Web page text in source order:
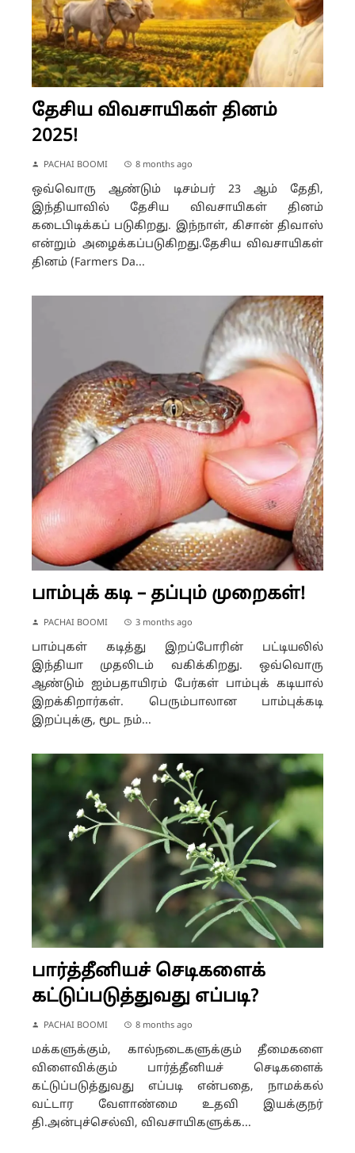
தேசிய விவசாயிகள் தினம்
2025!
PACHAI BOOMI 8 months ago
ஒவ்வொரு ஆண்டும் டிசம்பர் 23 ஆம் தேதி,
இந்தியாவில் தேசிய விவசாயிகள் தினம்
கடைபிடிக்கப் படுகிறது. இந்நாள், கிசான் திவாஸ்
என்றும் அழைக்கப்படுகிறது.தேசிய விவசாயிகள்
தினம் (Farmers Da...
பாம்புக் கடி – தப்பும் முறைகள்!
PACHAI BOOMI 3 months ago
பாம்புகள் கடித்து இறப்போரின் பட்டியலில்
இந்தியா முதலிடம் வகிக்கிறது. ஒவ்வொரு
ஆண்டும் ஐம்பதாயிரம் பேர்கள் பாம்புக் கடியால்
இறக்கிறார்கள். பெரும்பாலான பாம்புக்கடி
இறப்புக்கு, மூட நம்...
பார்த்தீனியச் செடிகளைக்
கட்டுப்படுத்துவது எப்படி?
PACHAI BOOMI 8 months ago
மக்களுக்கும், கால்நடைகளுக்கும் தீமைகளை
விளைவிக்கும் பார்த்தீனியச் செடிகளைக்
கட்டுப்படுத்துவது எப்படி என்பதை, நாமக்கல்
வட்டார வேளாண்மை உதவி இயக்குநர்
தி.அன்புச்செல்வி, விவசாயிகளுக்க...